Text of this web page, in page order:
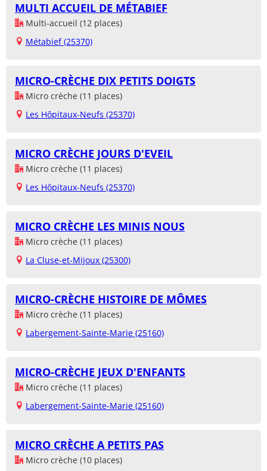
MULTI ACCUEIL DE MÉTABIEF
Multi-accueil (12 places)
Métabief (25370)
MICRO-CRÈCHE DIX PETITS DOIGTS
Micro crèche (11 places)
Les Hôpitaux-Neufs (25370)
MICRO CRÈCHE JOURS D'EVEIL
Micro crèche (11 places)
Les Hôpitaux-Neufs (25370)
MICRO CRÈCHE LES MINIS NOUS
Micro crèche (11 places)
La Cluse-et-Mijoux (25300)
MICRO-CRÈCHE HISTOIRE DE MÔMES
Micro crèche (11 places)
Labergement-Sainte-Marie (25160)
MICRO-CRÈCHE JEUX D'ENFANTS
Micro crèche (11 places)
Labergement-Sainte-Marie (25160)
MICRO CRÈCHE A PETITS PAS
Micro crèche (10 places)